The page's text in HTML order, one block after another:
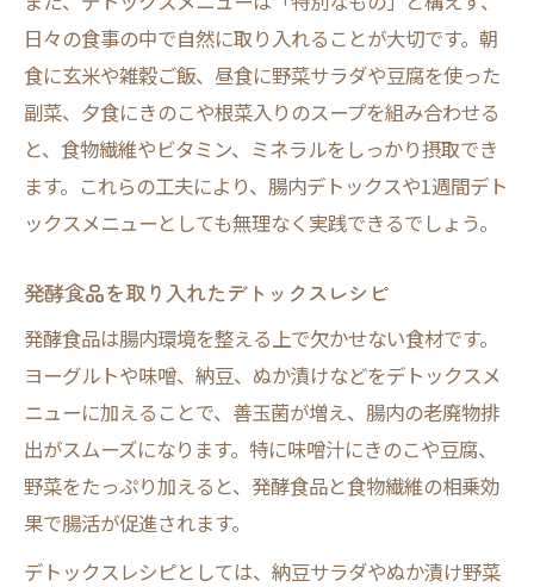
日々の食事の中で自然に取り入れることが大切です。朝
食に玄米や雑穀ご飯、昼食に野菜サラダや豆腐を使った
副菜、夕食にきのこや根菜入りのスープを組み合わせる
と、食物繊維やビタミン、ミネラルをしっかり摂取でき
ます。これらの工夫により、腸内デトックスや1週間デト
ックスメニューとしても無理なく実践できるでしょう。
発酵食品を取り入れたデトックスレシピ
発酵食品は腸内環境を整える上で欠かせない食材です。
ヨーグルトや味噌、納豆、ぬか漬けなどをデトックスメ
ニューに加えることで、善玉菌が増え、腸内の老廃物排
出がスムーズになります。特に味噌汁にきのこや豆腐、
野菜をたっぷり加えると、発酵食品と食物繊維の相乗効
果で腸活が促進されます。
デトックスレシピとしては、納豆サラダやぬか漬け野菜